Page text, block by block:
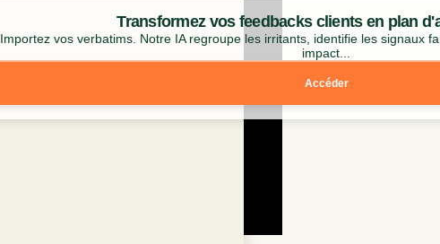
Transformez vos feedbacks clients en plan
Importez vos verbatims. Notre IA regroupe les irritants, identifie les signaux
impact...
Accéder